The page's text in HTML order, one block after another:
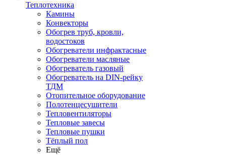
Теплотехника
Камины
Конвекторы
Обогрев труб, кровли,
водостоков
Обогреватели инфрактасные
Обогреватели масляные
Обогреватель газовый
Обогреватель на DIN-рейку
ТДМ
Отопительное оборудование
Полотенцесушители
Тепловентиляторы
Тепловые завесы
Тепловые пушки
Тёплый пол
Ещё